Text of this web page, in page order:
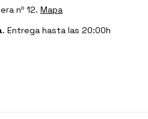
nº 12. Mapa
. Entrega hasta las 20:00h